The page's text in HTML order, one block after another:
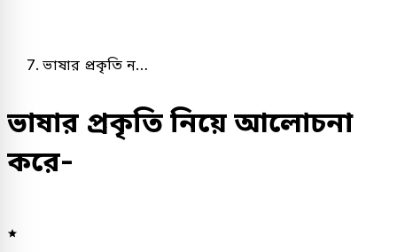
ভাষার প্রকৃতি ন…
ভাষার প্রকৃতি নিয়ে আলোচনা
করে-